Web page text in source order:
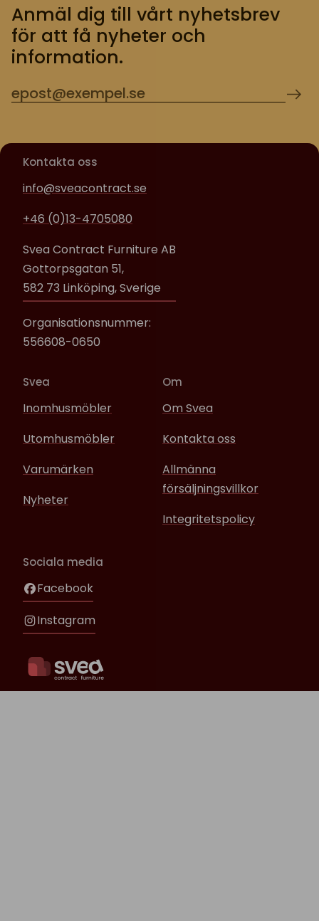
Anmäl dig till vårt nyhetsbrev
för att få nyheter och
information.
Kontakta oss
info@sveacontract.se
+46 (0)13-4705080
Svea Contract Furniture AB
Gottorpsgatan 51,
582 73 Linköping, Sverige
Organisationsnummer:
556608-0650
Svea
Inomhusmöbler
Utomhusmöbler
Varumärken
Nyheter
Om
Om Svea
Kontakta oss
Allmänna
försäljningsvillkor
Integritetspolicy
Sociala media
Facebook
Instagram